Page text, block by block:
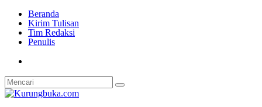
Beranda
Kirim Tulisan
Tim Redaksi
Penulis